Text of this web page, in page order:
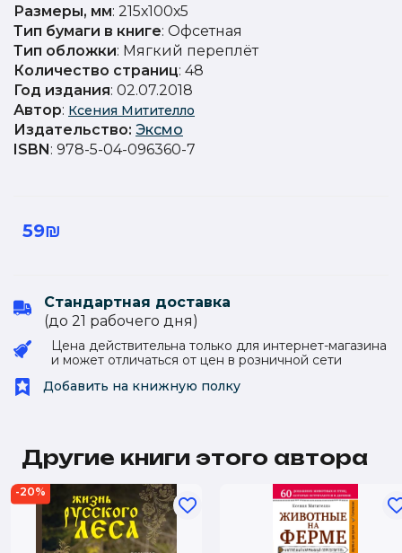
Размеры, мм: 215х100х5
Тип бумаги в книге: Офсетная
Тип обложки: Мягкий переплёт
Количество страниц: 48
Год издания: 02.07.2018
Автор: Ксения Митителло
Издательство: Эксмо
ISBN: 978-5-04-096360-7
59₪
Стандартная доставка
(до 21 рабочего дня)
Цена действительна только для интернет-магазина
и может отличаться от цен в розничной сети
Добавить на книжную полку
Другие книги этого автора
-20%